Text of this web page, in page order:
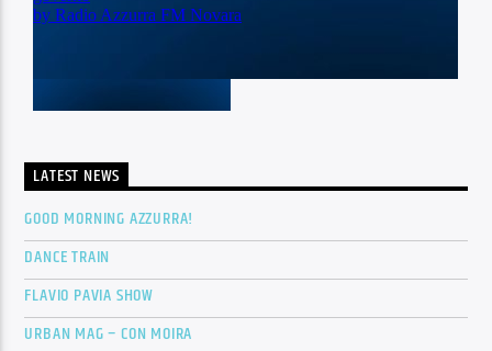
LATEST NEWS
GOOD MORNING AZZURRA!
DANCE TRAIN
FLAVIO PAVIA SHOW
URBAN MAG – CON MOIRA